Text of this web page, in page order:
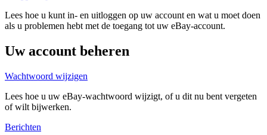
Lees hoe u kunt in- en uitloggen op uw account en wat u moet doen
als u problemen hebt met de toegang tot uw eBay-account.
Uw account beheren
Wachtwoord wijzigen
Lees hoe u uw eBay-wachtwoord wijzigt, of u dit nu bent vergeten
of wilt bijwerken.
Berichten